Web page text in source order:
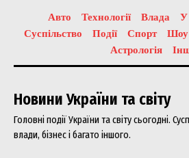
Авто Технології Влада У
Суспільство
Події Спорт Шоу
Астрологія
Новини України та світу
Головні події України та світу сьогодні.
влади, бізнес і багато іншого.